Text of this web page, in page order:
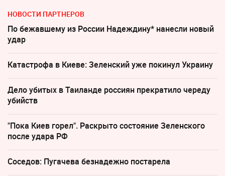
НОВОСТИ ПАРТНЕРОВ
По бежавшему из России Надеждину* нанесли новый
удар
Катастрофа в Киеве: Зеленский уже покинул Украину
Дело убитых в Таиланде россиян прекратило череду
убийств
"Пока Киев горел". Раскрыто состояние Зеленского
после удара РФ
Соседов: Пугачева безнадежно постарела